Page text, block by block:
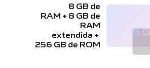
8 GB de
RAM + 8 GB de
RAM
extendida +
256 GB de ROM